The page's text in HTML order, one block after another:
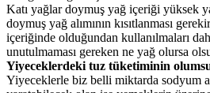
Katı yağlar doymuş yağ içeriği yüksek
doymuş yağ alımının kısıtlanması
içeriğinde olduğundan kullanılmaları
unutulmaması gereken ne yağ olursa
Yiyeceklerdeki tuz tüketiminin
Yiyeceklerle biz belli miktarda sodyum